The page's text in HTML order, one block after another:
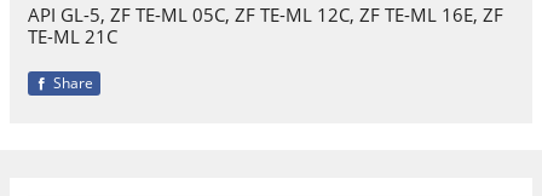
API GL-5, ZF TE-ML 05C, ZF TE-ML 12C, ZF TE-ML 16E, ZF
TE-ML 21C
Share